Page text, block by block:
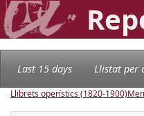
Last 15 days Llistat per
Llibrets operístics (1820-1900)